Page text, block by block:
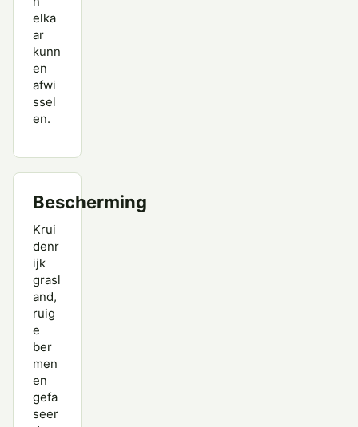
elka
ar
kunn
en
afwi
ssel
en.
Bescherming
Krui
denr
ijk
grasl
and,
ruig
e
ber
men
en
gefa
seer